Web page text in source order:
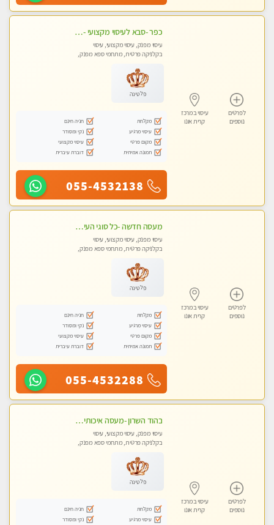
לפרטים
נוספים
עיסוי במרכז
קרית אונו
כפר -סבא לעיסוי מקצועי -באווירה שקטה ונעימה לחוויה של רוגע מומלץ מאוד מאוד- ללא מין !
עיסוי מפנק, עיסוי מקצועי, עיסוי
בקלניקה פרטית, מתחמי ספא מפנק,
פלטינה
מקלחת
חניה חינם
עיסוי מרגיע
נקי ומסודר
מקום פרטי
עיסוי מקצועי
תמונה אמיתית
דוברת עיברית
055-4532138
לפרטים
נוספים
עיסוי במרכז
קרית אונו
מעסה חדשה -כל סוגי העיסויים מעסה מקצועית ואיכותית פרטי!!!מומלץ לחלוטין!!
עיסוי מפנק, עיסוי מקצועי, עיסוי
בקלניקה פרטית, מתחמי ספא מפנק,
פלטינה
מקלחת
חניה חינם
עיסוי מרגיע
נקי ומסודר
מקום פרטי
עיסוי מקצועי
תמונה אמיתית
דוברת עיברית
055-4532288
לפרטים
נוספים
עיסוי במרכז
קרית אונו
בהוד השרון -מעסה איכותית למאסז מקצועי ומפנק לכל שרירי הגוף
עיסוי מפנק, עיסוי מקצועי, עיסוי
בקלניקה פרטית, מתחמי ספא מפנק,
פלטינה
מקלחת
חניה חינם
עיסוי מרגיע
נקי ומסודר